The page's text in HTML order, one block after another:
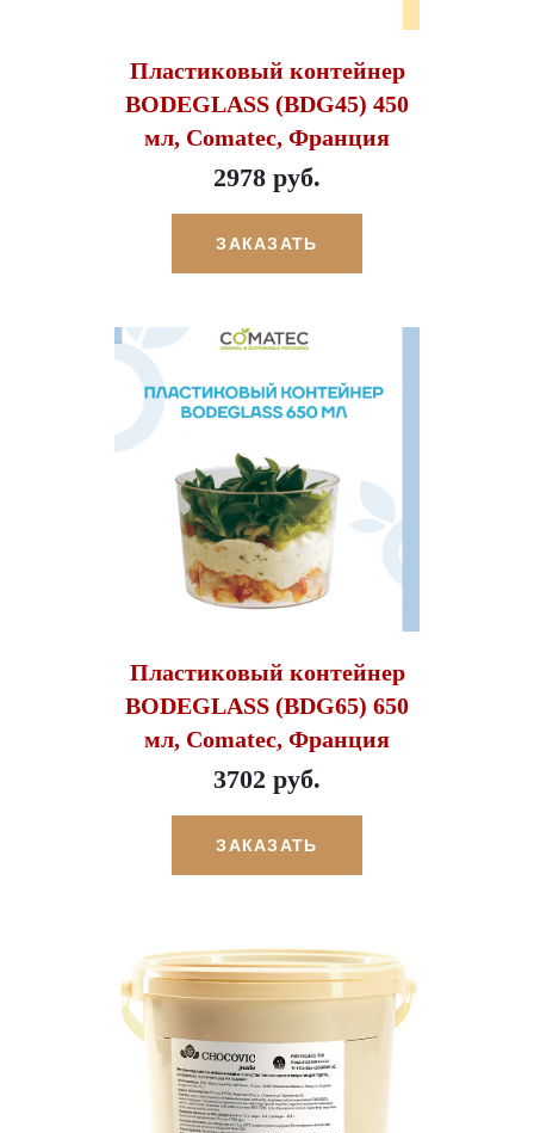
Пластиковый контейнер
BODEGLASS (BDG45) 450
мл, Comatec, Франция
2978 руб.
ЗАКАЗАТЬ
Пластиковый контейнер
BODEGLASS (BDG65) 650
мл, Comatec, Франция
3702 руб.
ЗАКАЗАТЬ